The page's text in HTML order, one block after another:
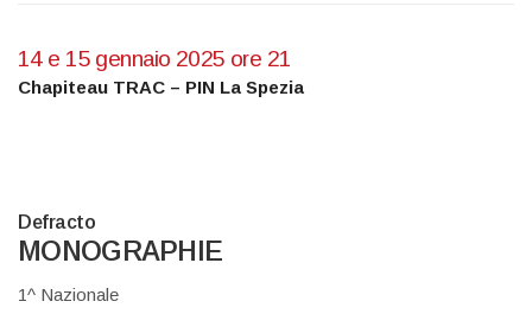
14 e 15 gennaio 2025 ore 21
Chapiteau TRAC – PIN La Spezia
Defracto
MONOGRAPHIE
1^ Nazionale